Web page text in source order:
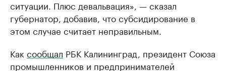
ситуации. Плюс девальвация», — сказал
губернатор, добавив, что субсидирование в
этом случае считает неправильным.
Как сообщал РБК Калининград, президент Союза
промышленников и предпринимателей